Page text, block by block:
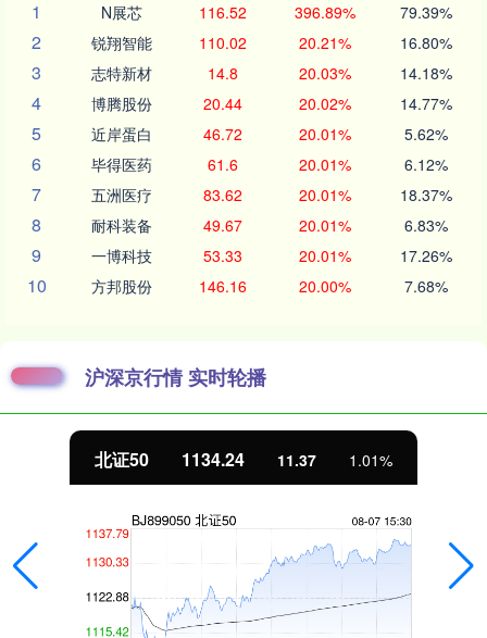
1
N展芯 116.52 396.89% 79.39%
2 锐翔智能 110.02 20.21% 16.80%
3 志特新材 14.8 20.03% 14.18%
4 博腾股份 20.44 20.02% 14.77%
5 近岸蛋白 46.72 20.01% 5.62%
6 毕得医药 61.6 20.01% 6.12%
7 五洲医疗 83.62 20.01% 18.37%
8 耐科装备 49.67 20.01% 6.83%
9 一博科技 53.33 20.01% 17.26%
10 方邦股份 146.16 20.00% 7.68%
沪深京行情 实时轮播
北证50 1134.24 11.37 1.01%